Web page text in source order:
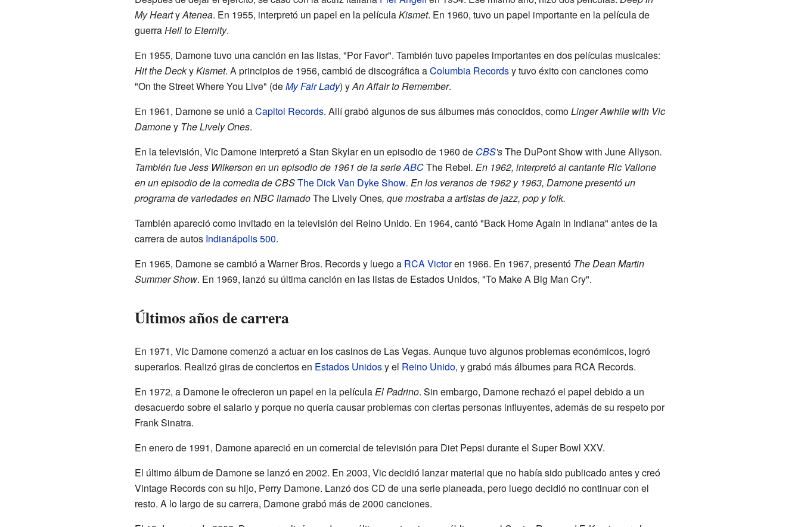
My HeartyAtenea. En 1955, interpretó un papel en la películaKismet. En 1960, tuvo un papel importante en la película de
guerraHell to Eternity.
En 1955, Damone tuvo una canción en las listas, "Por Favor". También tuvo papeles importantes en dos películas musicales:
Hit the DeckyKismet. A principios de 1956, cambió de discográfica aColumbia Recordsy tuvo éxito con canciones como
"On the Street Where You Live" (deMy Fair Lady) yAn Affair to Remember.
En 1961, Damone se unió aCapitol Records. Allí grabó algunos de sus álbumes más conocidos, comoLinger Awhile with Vic
Damoney The Lively Ones.
En la televisión, Vic Damone interpretó a Stan Skylar en un episodio de 1960 de CBS'sThe DuPont Show with June Allyson.
También fue Jess Wilkerson en un episodio de 1961 de la serieABCThe Rebel. En 1962, interpretó al cantante Ric Vallone
en un episodio de la comedia de CBSThe Dick Van Dyke Show. En los veranos de 1962 y 1963, Damone presentó un
programa de variedades en NBC llamadoThe Lively Ones, que mostraba a artistas de jazz, pop y folk.
También apareció como invitado en la televisión del Reino Unido. En 1964, cantó "Back Home Again in Indiana" antes de la
carrera de autos Indianápolis 500.
En 1965, Damone se cambió a Warner Bros. Records y luego a RCA Victoren 1966. En 1967, presentó The Dean Martin
Summer Show. En 1969, lanzó su última canción en las listas de Estados Unidos, "To Make A Big Man Cry".
Últimos años de carrera
En 1971, Vic Damone comenzó a actuar en los casinos de Las Vegas. Aunque tuvo algunos problemas económicos, logró
superarlos. Realizó giras de conciertos en Estados Unidosy el Reino Unido, y grabó más álbumes para RCA Records.
En 1972, a Damone le ofrecieron un papel en la películaEl Padrino. Sin embargo, Damone rechazó el papel debido a un
desacuerdo sobre el salario y porque no quería causar problemas con ciertas personas influyentes, además de su respeto por
Frank Sinatra.
En enero de 1991, Damone apareció en un comercial de televisión para Diet Pepsi durante el Super Bowl XXV.
El último álbum de Damone se lanzó en 2002. En 2003, Vic decidió lanzar material que no había sido publicado antes y creó
Vintage Records con su hijo, Perry Damone. Lanzó dos CD de una serie planeada, pero luego decidió no continuar con el
resto. A lo largo de su carrera, Damone grabó más de 2000 canciones.